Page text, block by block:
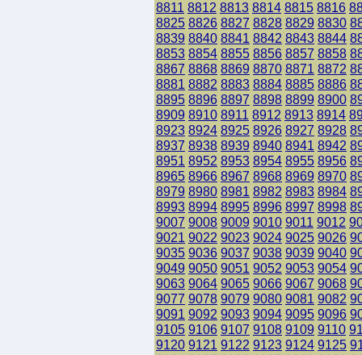
8811 8812 8813 8814 8815 8816
8825 8826 8827 8828 8829 8830
8839 8840 8841 8842 8843 8844
8853 8854 8855 8856 8857 8858
8867 8868 8869 8870 8871 8872
8881 8882 8883 8884 8885 8886
8895 8896 8897 8898 8899 8900
8909 8910 8911 8912 8913 8914
8923 8924 8925 8926 8927 8928
8937 8938 8939 8940 8941 8942
8951 8952 8953 8954 8955 8956
8965 8966 8967 8968 8969 8970
8979 8980 8981 8982 8983 8984
8993 8994 8995 8996 8997 8998
9007 9008 9009 9010 9011 9012
9021 9022 9023 9024 9025 9026
9035 9036 9037 9038 9039 9040
9049 9050 9051 9052 9053 9054
9063 9064 9065 9066 9067 9068
9077 9078 9079 9080 9081 9082
9091 9092 9093 9094 9095 9096
9105 9106 9107 9108 9109 9110
9120 9121 9122 9123 9124 9125